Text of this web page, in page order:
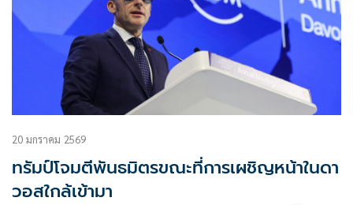
20 มกราคม 2569
ทรัมป์โจมตีพันธมิตรขณะที่การเผชิญหน้าในดา
วอสใกล้เข้ามา